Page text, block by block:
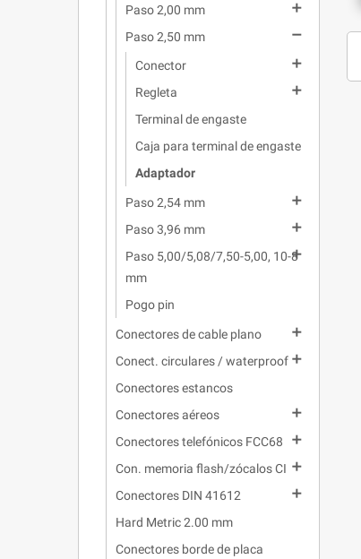
Paso 2,00 mm

Paso 2,50 mm

Conector

Regleta

Terminal de engaste
Caja para terminal de engaste
Adaptador
Paso 2,54 mm

Paso 3,96 mm

Paso 5,00/5,08/7,50-5,00, 10-8
mm

Pogo pin
Conectores de cable plano

Conect. circulares / waterproof 
Conectores estancos
Conectores aéreos

Conectores telefónicos FCC68

Con. memoria flash/zócalos CI 
Conectores DIN 41612

Hard Metric 2.00 mm
Conectores borde de placa